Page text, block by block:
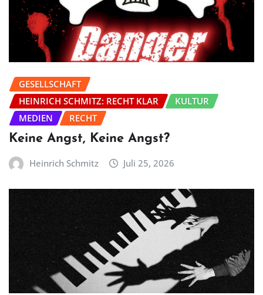
GESELLSCHAFT
HEINRICH SCHMITZ: RECHT KLAR
KULTUR
MEDIEN
RECHT
Keine Angst, Keine Angst?
Heinrich Schmitz Juli 25, 2026